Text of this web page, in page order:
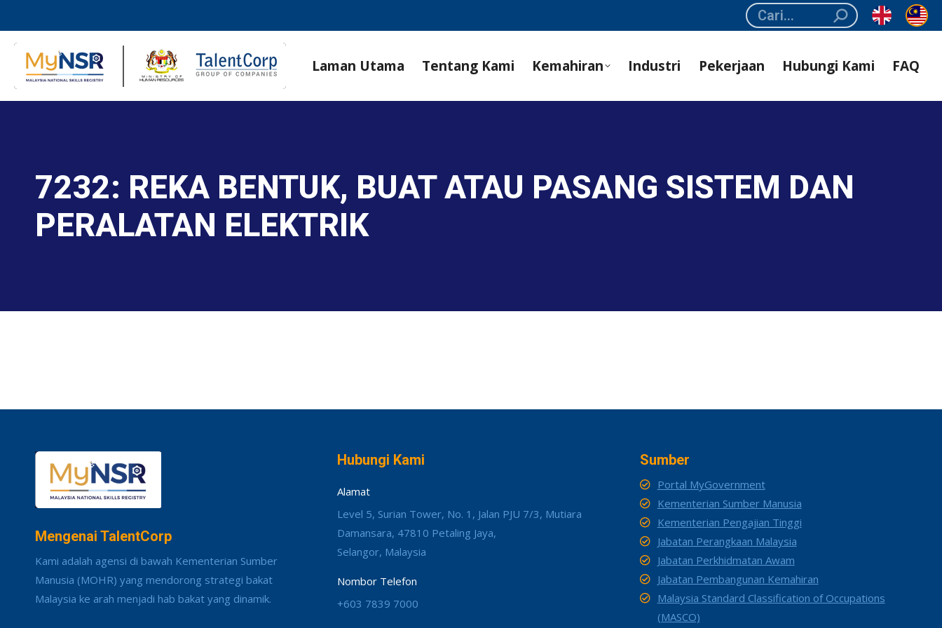
Search:
Laman Utama Tentang Kami Kemahiran Industri Pekerjaan Hubungi Kami FAQ
7232: REKA BENTUK, BUAT ATAU PASANG SISTEM DAN
PERALATAN ELEKTRIK
Mengenai TalentCorp
Kami adalah agensi di bawah Kementerian Sumber
Manusia (MOHR) yang mendorong strategi bakat
Malaysia ke arah menjadi hab bakat yang dinamik.
Hubungi Kami
Alamat
Level 5, Surian Tower, No. 1, Jalan PJU 7/3, Mutiara
Damansara, 47810 Petaling Jaya,
Selangor, Malaysia
Nombor Telefon
+603 7839 7000
Sumber
Portal MyGovernment
Kementerian Sumber Manusia
Kementerian Pengajian Tinggi
Jabatan Perangkaan Malaysia
Jabatan Perkhidmatan Awam
Jabatan Pembangunan Kemahiran
Malaysia Standard Classification of Occupations
(MASCO)